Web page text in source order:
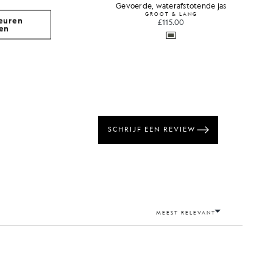
Gevoerde, waterafstotende jas
GROOT & LANG
£115.00